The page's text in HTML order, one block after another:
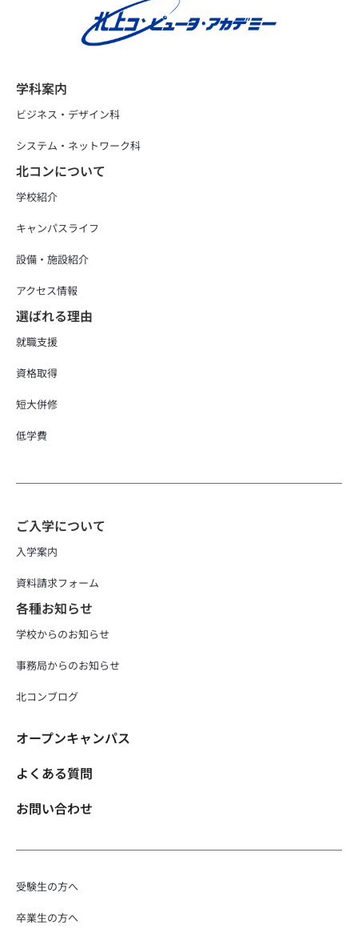
学科案内
ビジネス・デザイン科
システム・ネットワーク科
北コンについて
学校紹介
キャンパスライフ
設備・施設紹介
アクセス情報
選ばれる理由
就職支援
資格取得
短大併修
低学費
ご入学について
入学案内
資料請求フォーム
各種お知らせ
学校からのお知らせ
事務局からのお知らせ
北コンブログ
オープンキャンパス
よくある質問
お問い合わせ
受験生の方へ
卒業生の方へ